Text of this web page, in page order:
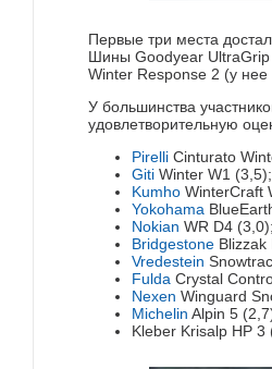
Первые три места
Шины Goodyear UltraGrip
Winter Response 2 (у нее
У большинства
удовлетворительную
Pirelli Cinturato
Giti Winter W1 (3,5);
Kumho WinterCraft
Yokohama
Nokian WR D4 (3,0);
Bridgestone Blizzak
Vredestein
Fulda Crystal
Nexen Winguard
Michelin Alpin 5
Kleber Krisalp HP 3